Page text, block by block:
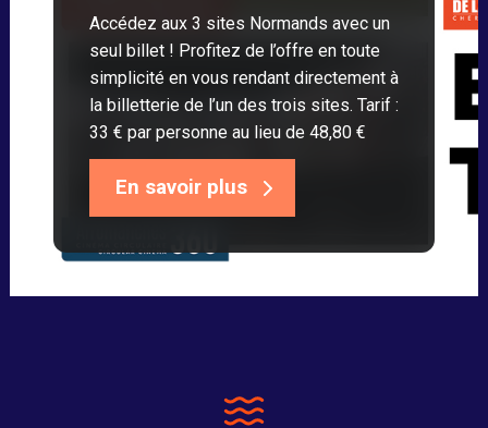
Accédez aux 3 sites Normands avec un
seul billet ! Profitez de l’offre en toute
simplicité en vous rendant directement à
la billetterie de l’un des trois sites. Tarif :
33 € par personne au lieu de 48,80 €
En savoir plus